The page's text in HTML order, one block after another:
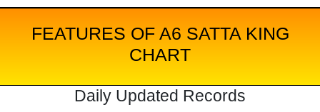
FEATURES OF A6 SATTA KING
CHART
Daily Updated Records